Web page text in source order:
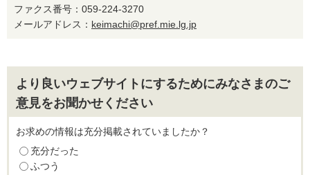
ファクス番号：059-224-3270
メールアドレス： keimachi@pref.mie.lg.jp
より良いウェブサイトにするためにみなさまのご
意見をお聞かせください
お求めの情報は充分掲載されていましたか？
充分だった
ふつう